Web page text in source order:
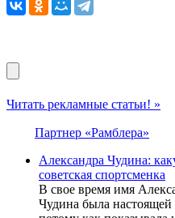
Читать рекламные статьи! »
Партнер «Рамблера»
Александра Чудина:
советская спортсменка
В свое время имя
Чудина была